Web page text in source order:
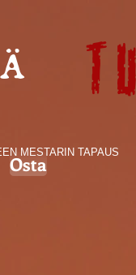
MESTARIN TAPAUS
Osta